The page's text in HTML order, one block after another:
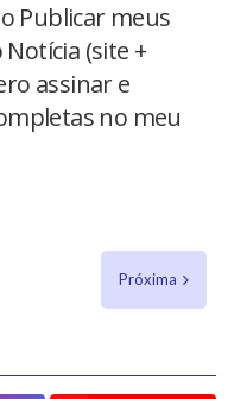
Publicar meus
(site +
assinar e
no meu
Próxima